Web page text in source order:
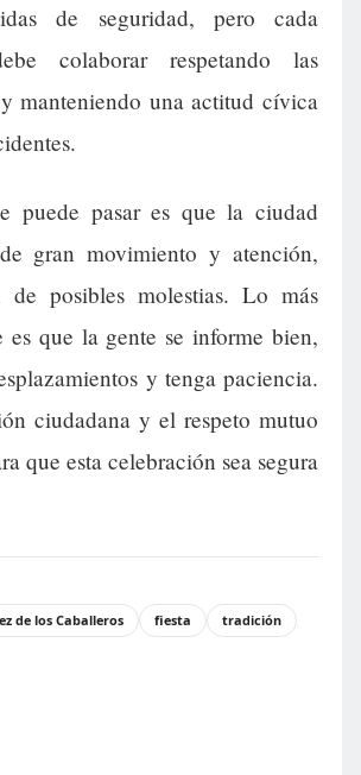
de seguridad, pero cada
colaborar respetando las
manteniendo una actitud cívica
puede pasar es que la ciudad
gran movimiento y atención,
de posibles molestias. Lo más
es que la gente se informe bien,
y tenga paciencia.
ciudadana y el respeto mutuo
que esta celebración sea segura
de los Caballeros fiesta
tradición